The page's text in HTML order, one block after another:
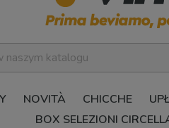
NOVITÀ CHICCHE
BOX SELEZIONI